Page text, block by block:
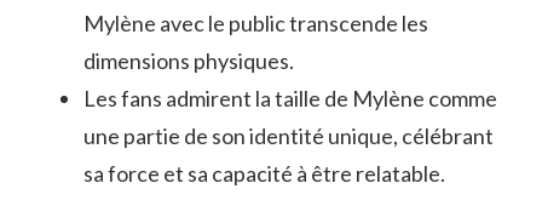
Mylène avec le public transcende les
dimensions physiques.
Les fans admirent la taille de Mylène comme
une partie de son identité unique, célébrant
sa force et sa capacité à être relatable.